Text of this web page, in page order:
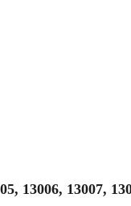
13006, 13007,